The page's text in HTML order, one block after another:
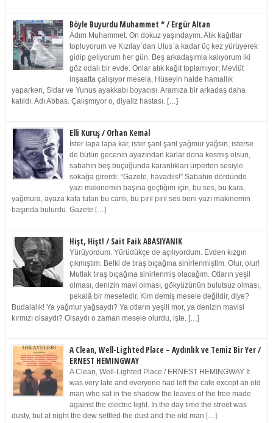
Böyle Buyurdu Muhammet * / Ergür Altan
Adım Muhammet. On dokuz yaşındayım. Atık kağıtlar
topluyorum ve Kızılay`dan Ulus`a kadar üç kez yürüyerek
gidip geliyorum her gün. Beş arkadaşımla kalıyorum iki
göz odalı bir evde. Onlar atık kağıt toplamıyor; Mevlüt
inşaatta çalışıyor mesela, Hüseyin halde hamallık
yaparken, Sidar ve Yunus ayakkabı boyacısı. Aramıza bir arkadaş daha
katıldı. Adı Abbas. Çalışmıyor o, diyaliz hastası. […]
Elli Kuruş / Orhan Kemal
İster lapa lapa kar, ister şarıl şarıl yağmur yağsın, isterse
de bütün gecenin ayazından karlar dona kesmiş olsun,
sabahın beş buçuğunda karanlıkları ürperten sesiyle
sokağa girerdi: “Gazete, havadiis!” Sabahın dördünde
yazı makinemin başına geçtiğim için, bu ses, bu kara,
yağmura, ayaza kafa tutan bu canlı, bu pırıl pırıl ses beni yazı makinemin
başında bulurdu. Gazete […]
Hişt, Hişt! / Sait Faik ABASIYANIK
Yürüyordum. Yürüdükçe de açılıyordum. Evden kızgın
çıkmıştım. Belki de tıraş bıçağına sinirlenmiştim. Olur, olur!
Mutlak tıraş bıçağına sinirlenmiş olacağım. Otların yeşil
olması, denizin mavi olması, gökyüzünün bulutsuz olması,
pekalâ bir meseledir. Kim demiş mesele değildir, diye?
Budalalık! Ya yağmur yağsaydı? Ya otların yeşili mor, ya denizin mavisi
kırmızı olsaydı? Olsaydı o zaman mesele olurdu, işte. […]
A Clean, Well-Lighted Place – Aydınlık ve Temiz Bir Yer /
ERNEST HEMINGWAY
A Clean, Well-Lighted Place / ERNEST HEMINGWAY It
was very late and everyone had left the cafe except an old
man who sat in the shadow the leaves of the tree made
against the electric light. In the day time the street was
dusty, but at night the dew settled the dust and the old man […]